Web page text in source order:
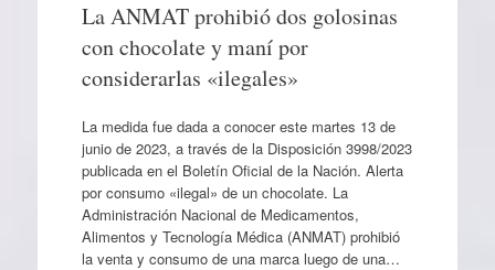
La ANMAT prohibió dos golosinas
con chocolate y maní por
considerarlas «ilegales»
La medida fue dada a conocer este martes 13 de
junio de 2023, a través de la Disposición 3998/2023
publicada en el Boletín Oficial de la Nación. Alerta
por consumo «ilegal» de un chocolate. La
Administración Nacional de Medicamentos,
Alimentos y Tecnología Médica (ANMAT) prohibió
la venta y consumo de una marca luego de una…